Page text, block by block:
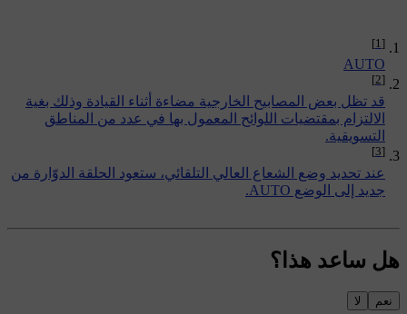
[1]
AUTO
[2]
قد تظل بعض المصابيح الخارجية مضاءة أثناء القيادة وذلك بغية
الالتزام بمقتضيات اللوائح المعمول بها في عدد من المناطق
التسويقية.
[3]
عند تحديد وضع الشعاع العالي التلقائي، ستعود الحلقة الدوّارة من
جديد إلى الوضع AUTO.
هل ساعد هذا؟
نعم لا